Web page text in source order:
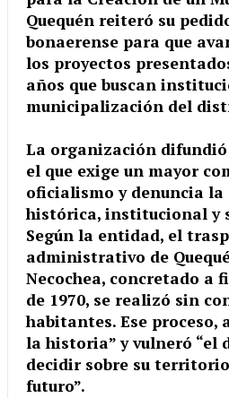
Quequén reiteró su
bonaerense para que
los proyectos
años que buscan
municipalización del
La organización
el que exige un mayor
oficialismo y denuncia
histórica, institucional y
Según la entidad, el
administrativo de
Necochea, concretado a
de 1970, se realizó sin
habitantes. Ese proceso,
la historia” y vulneró “el
decidir sobre su
futuro”.